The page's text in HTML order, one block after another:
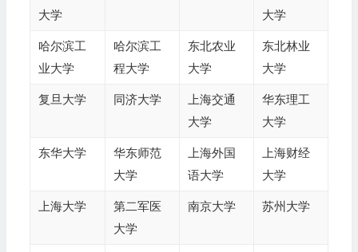
大学
大学
哈尔滨工
业大学
哈尔滨工
程大学
东北农业
大学
东北林业
大学
复旦大学 同济大学
上海交通
大学
华东理工
大学
东华大学
华东师范
大学
上海外国
语大学
上海财经
大学
上海大学
第二军医
大学
南京大学 苏州大学